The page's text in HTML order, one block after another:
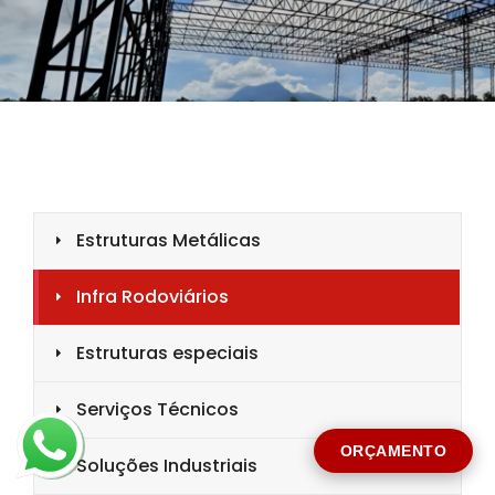
ORÇAMENTO
CIDADE *
MENSAGEM *
Solicitar Orçamento